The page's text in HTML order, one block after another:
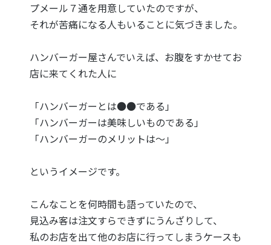
プメール７通を用意していたのですが、
それが苦痛になる人もいることに気づきました。
ハンバーガー屋さんでいえば、お腹をすかせてお
店に来てくれた人に
「ハンバーガーとは●●である」
「ハンバーガーは美味しいものである」
「ハンバーガーのメリットは～」
というイメージです。
こんなことを何時間も語っていたので、
見込み客は注文すらできずにうんざりして、
私のお店を出て他のお店に行ってしまうケースも